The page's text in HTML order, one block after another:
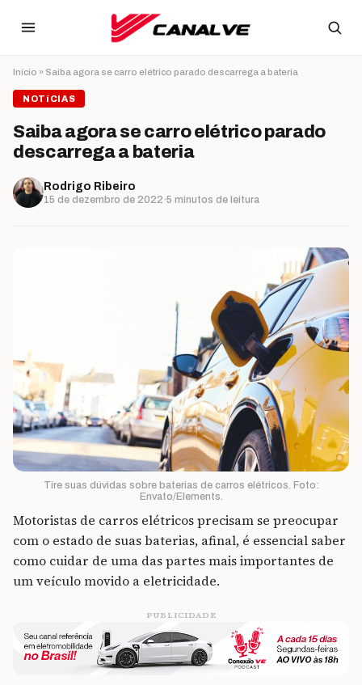
Início » Saiba agora se carro elétrico parado descarrega a bateria
NOTíCIAS
Saiba agora se carro elétrico parado
descarrega a bateria
Rodrigo Ribeiro
15 de dezembro de 2022·5 minutos de leitura
Tire suas dúvidas sobre baterias de carros elétricos. Foto:
Envato/Elements.
Motoristas de carros elétricos precisam se preocupar
com o estado de suas baterias, afinal, é essencial saber
como cuidar de uma das partes mais importantes de
um veículo movido a eletricidade.
PUBLICIDADE